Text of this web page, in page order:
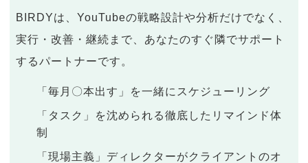
BIRDYは、YouTubeの戦略設計や分析だけでなく、
実行・改善・継続まで、あなたのすぐ隣でサポート
するパートナーです。
「毎月〇本出す」を一緒にスケジューリング
「タスク」を沈められる徹底したリマインド体
制
「現場主義」ディレクターがクライアントのオ